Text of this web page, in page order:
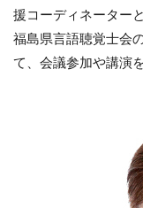
援コーディネーター
福島県言語聴覚士会
て、会議参加や講演